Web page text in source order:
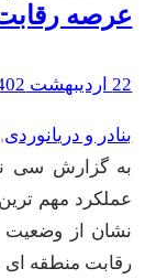
عرصه
22 اردیبهشت 1402
بنادر و دریانوردی,
به گزارش سی
عملکرد مهم
نشان از وضعیت